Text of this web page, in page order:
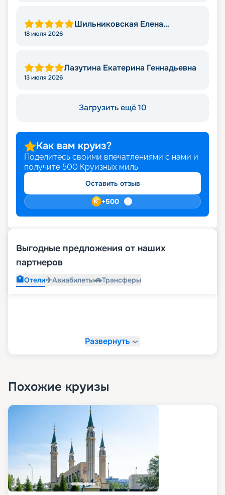
Шильниковская Елена
18 июля 2026
Лазутина Екатерина Геннадьевна
13 июля 2026
Загрузить ещё 10
Как вам круиз?
Поделитесь своими впечатлениями с нами и
получите 500 Круизных миль
Оставить отзыв
+500
Выгодные предложения от наших
партнеров
🏨Отели✈️Авиабилеты🚗Трансферы
Развернуть
Похожие круизы